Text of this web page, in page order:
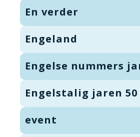
En verder
Engeland
Engelse nummers
Engelstalig jaren 50
event